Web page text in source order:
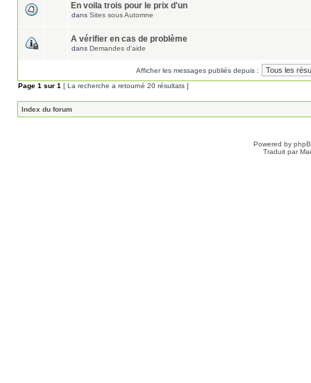
En voila trois pour le prix d'un
dans Sites sous Automne
A vérifier en cas de problème
dans Demandes d'aide
Afficher les messages publiés depuis :
Page 1 sur 1 [ La recherche a retourné 20 résultats ]
Index du forum
Powered by
Traduit par